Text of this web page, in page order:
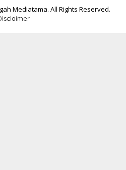
Mediatama. All Rights Reserved.